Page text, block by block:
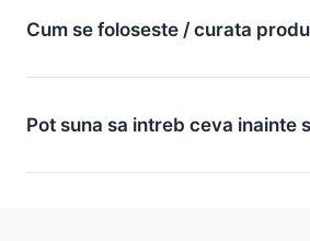
Cum se foloseste / curata
Pot suna sa intreb ceva inainte